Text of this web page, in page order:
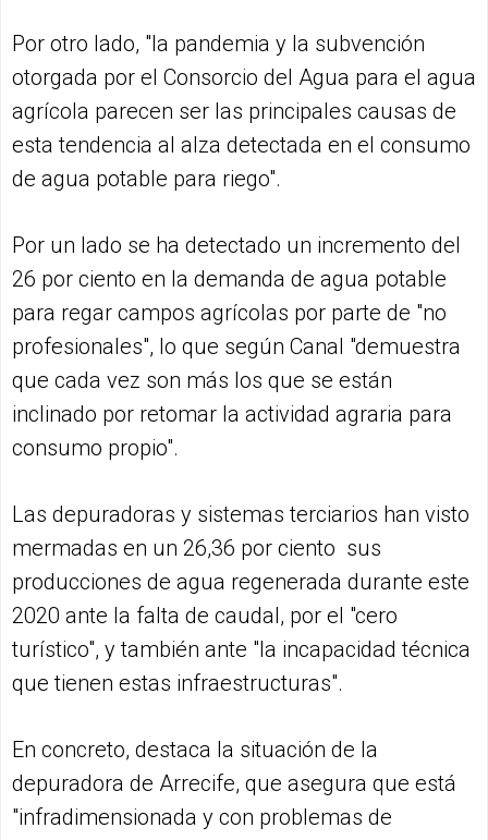
Por otro lado, "la pandemia y la subvención
otorgada por el Consorcio del Agua para el agua
agrícola parecen ser las principales causas de
esta tendencia al alza detectada en el consumo
de agua potable para riego".
Por un lado se ha detectado un incremento del
26 por ciento en la demanda de agua potable
para regar campos agrícolas por parte de "no
profesionales", lo que según Canal "demuestra
que cada vez son más los que se están
inclinado por retomar la actividad agraria para
consumo propio".
Las depuradoras y sistemas terciarios han visto
mermadas en un 26,36 por ciento sus
producciones de agua regenerada durante este
2020 ante la falta de caudal, por el "cero
turístico", y también ante "la incapacidad técnica
que tienen estas infraestructuras".
En concreto, destaca la situación de la
depuradora de Arrecife, que asegura que está
"infradimensionada y con problemas de